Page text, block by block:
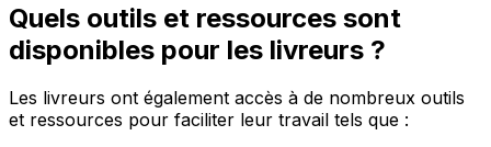
Quels outils et ressources sont
disponibles pour les livreurs ?
Les livreurs ont également accès à de nombreux outils
et ressources pour faciliter leur travail tels que :